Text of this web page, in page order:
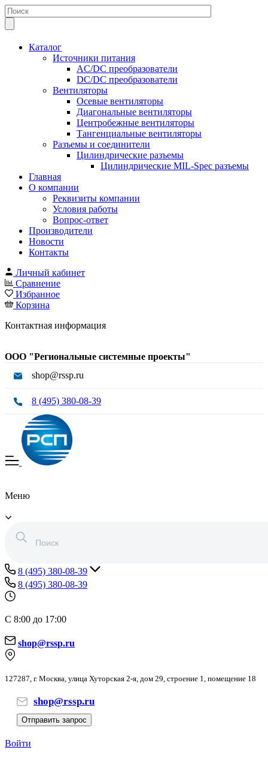
Каталог
Источники питания
AC/DC преобразователи
DC/DC преобразователи
Вентиляторы
Осевые вентиляторы
Диагональные вентиляторы
Центробежные вентиляторы
Тангенциальные вентиляторы
Разъемы и соединители
Цилиндрические разъемы
Цилиндрические MIL-Spec разъемы
Главная
О компании
Реквизиты компании
Условия работы
Вопрос-ответ
Производители
Новости
Контакты
Личный кабинет
Сравнение
Избранное
Корзина
Контактная информация
ООО "Региональные системные проекты"
shop@rssp.ru
8 (495) 380-08-39
Меню
8 (495) 380-08-39
8 (495) 380-08-39
С 8:00 до 17:00
shop@rssp.ru
127287, г. Москва, улица Хуторская 2-я, дом 29, строение 1, помещение 18
shop@rssp.ru
Отправить запрос
Войти